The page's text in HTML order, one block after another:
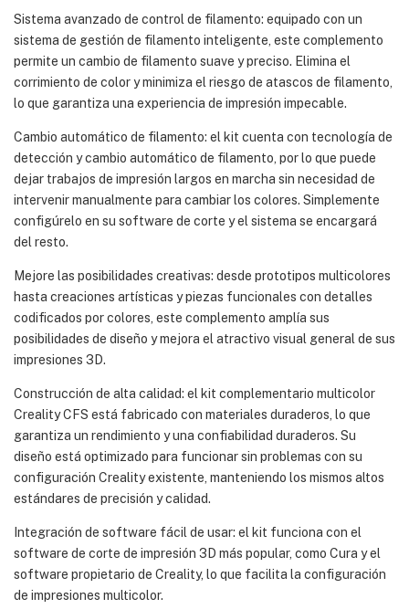
Sistema avanzado de control de filamento: equipado con un
sistema de gestión de filamento inteligente, este complemento
permite un cambio de filamento suave y preciso. Elimina el
corrimiento de color y minimiza el riesgo de atascos de filamento,
lo que garantiza una experiencia de impresión impecable.
Cambio automático de filamento: el kit cuenta con tecnología de
detección y cambio automático de filamento, por lo que puede
dejar trabajos de impresión largos en marcha sin necesidad de
intervenir manualmente para cambiar los colores. Simplemente
configúrelo en su software de corte y el sistema se encargará
del resto.
Mejore las posibilidades creativas: desde prototipos multicolores
hasta creaciones artísticas y piezas funcionales con detalles
codificados por colores, este complemento amplía sus
posibilidades de diseño y mejora el atractivo visual general de sus
impresiones 3D.
Construcción de alta calidad: el kit complementario multicolor
Creality CFS está fabricado con materiales duraderos, lo que
garantiza un rendimiento y una confiabilidad duraderos. Su
diseño está optimizado para funcionar sin problemas con su
configuración Creality existente, manteniendo los mismos altos
estándares de precisión y calidad.
Integración de software fácil de usar: el kit funciona con el
software de corte de impresión 3D más popular, como Cura y el
software propietario de Creality, lo que facilita la configuración
de impresiones multicolor.